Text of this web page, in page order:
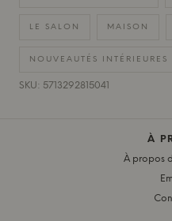
LE SALON MAISON
NOUVEAUTÉS INTÉRIEURES
SKU: 5713292815041
À
À propos